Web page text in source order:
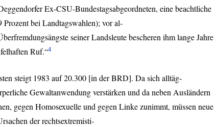
Ex-CSU-Bundestagsabgeordneten, eine beachtliche
bei Landtagswahlen); vor al-
seiner Landsleute bescheren ihm lange Jahre
Ruf.“4
steigt 1983 auf 20.300 [in derBRD]. Da sich alltäg-
Gewaltanwendung verstärken und da neben Ausländern
gegen Homosexuelle und gegen Linke zunimmt, müssen neue
der rechtsextremisti-